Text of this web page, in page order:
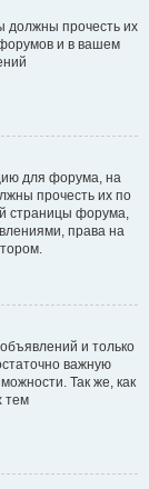
должны прочесть их
и в вашем
для форума, на
прочесть их по
страницы форума,
права на
и только
важную
Так же, как
тем